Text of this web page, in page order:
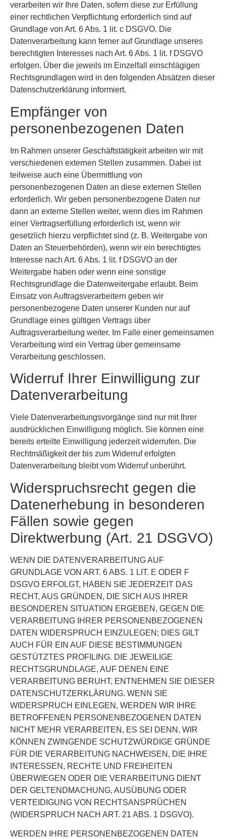
verarbeiten wir Ihre Daten, sofern diese zur Erfüllung
einer rechtlichen Verpflichtung erforderlich sind auf
Grundlage von Art. 6 Abs. 1 lit. c DSGVO. Die
Datenverarbeitung kann ferner auf Grundlage unseres
berechtigten Interesses nach Art. 6 Abs. 1 lit. f DSGVO
erfolgen. Über die jeweils im Einzelfall einschlägigen
Rechtsgrundlagen wird in den folgenden Absätzen dieser
Datenschutzerklärung informiert.
Empfänger von
personenbezogenen Daten
Im Rahmen unserer Geschäftstätigkeit arbeiten wir mit
verschiedenen externen Stellen zusammen. Dabei ist
teilweise auch eine Übermittlung von
personenbezogenen Daten an diese externen Stellen
erforderlich. Wir geben personenbezogene Daten nur
dann an externe Stellen weiter, wenn dies im Rahmen
einer Vertragserfüllung erforderlich ist, wenn wir
gesetzlich hierzu verpflichtet sind (z. B. Weitergabe von
Daten an Steuerbehörden), wenn wir ein berechtigtes
Interesse nach Art. 6 Abs. 1 lit. f DSGVO an der
Weitergabe haben oder wenn eine sonstige
Rechtsgrundlage die Datenweitergabe erlaubt. Beim
Einsatz von Auftragsverarbeitern geben wir
personenbezogene Daten unserer Kunden nur auf
Grundlage eines gültigen Vertrags über
Auftragsverarbeitung weiter. Im Falle einer gemeinsamen
Verarbeitung wird ein Vertrag über gemeinsame
Verarbeitung geschlossen.
Widerruf Ihrer Einwilligung zur
Datenverarbeitung
Viele Datenverarbeitungsvorgänge sind nur mit Ihrer
ausdrücklichen Einwilligung möglich. Sie können eine
bereits erteilte Einwilligung jederzeit widerrufen. Die
Rechtmäßigkeit der bis zum Widerruf erfolgten
Datenverarbeitung bleibt vom Widerruf unberührt.
Widerspruchsrecht gegen die
Datenerhebung in besonderen
Fällen sowie gegen
Direktwerbung (Art. 21 DSGVO)
WENN DIE DATENVERARBEITUNG AUF
GRUNDLAGE VON ART. 6 ABS. 1 LIT. E ODER F
DSGVO ERFOLGT, HABEN SIE JEDERZEIT DAS
RECHT, AUS GRÜNDEN, DIE SICH AUS IHRER
BESONDEREN SITUATION ERGEBEN, GEGEN DIE
VERARBEITUNG IHRER PERSONENBEZOGENEN
DATEN WIDERSPRUCH EINZULEGEN; DIES GILT
AUCH FÜR EIN AUF DIESE BESTIMMUNGEN
GESTÜTZTES PROFILING. DIE JEWEILIGE
RECHTSGRUNDLAGE, AUF DENEN EINE
VERARBEITUNG BERUHT, ENTNEHMEN SIE DIESER
DATENSCHUTZERKLÄRUNG. WENN SIE
WIDERSPRUCH EINLEGEN, WERDEN WIR IHRE
BETROFFENEN PERSONENBEZOGENEN DATEN
NICHT MEHR VERARBEITEN, ES SEI DENN, WIR
KÖNNEN ZWINGENDE SCHUTZWÜRDIGE GRÜNDE
FÜR DIE VERARBEITUNG NACHWEISEN, DIE IHRE
INTERESSEN, RECHTE UND FREIHEITEN
ÜBERWIEGEN ODER DIE VERARBEITUNG DIENT
DER GELTENDMACHUNG, AUSÜBUNG ODER
VERTEIDIGUNG VON RECHTSANSPRÜCHEN
(WIDERSPRUCH NACH ART. 21 ABS. 1 DSGVO).
WERDEN IHRE PERSONENBEZOGENEN DATEN